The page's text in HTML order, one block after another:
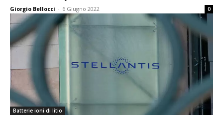
Giorgio Bellocci - 6 Giugno 2022 0
Batterie ioni di litio